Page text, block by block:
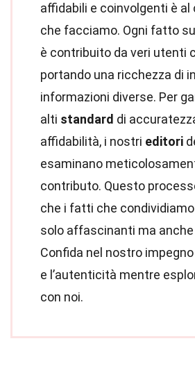
affidabili e coinvolgenti è al
che facciamo. Ogni fatto
è contribuito da veri utenti
portando una ricchezza di
informazioni diverse. Per
alti standard di
affidabilità, i nostri editori
esaminano
contributo. Questo
che i fatti che
solo affascinanti ma anche
Confida nel nostro
e l’autenticità mentre
con noi.